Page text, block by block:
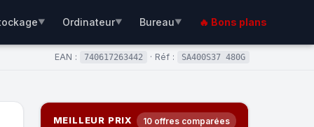
▼ Ordinateur▼ Bureau▼ 🔥 Bons plans
EAN : 740617263442 · Réf : SA400S37 480G
MEILLEUR PRIX 10 offres comparées